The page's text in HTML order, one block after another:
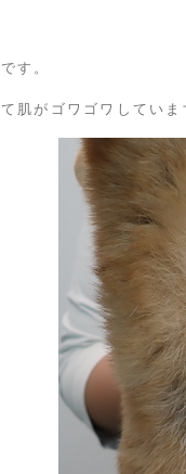
す。
肌がゴワゴワしてい